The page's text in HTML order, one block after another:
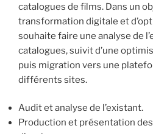
catalogues de films. Dans un
transformation digitale et
souhaite faire une analyse de
catalogues, suivit d’une
puis migration vers une
différents sites.
Audit et analyse de l’existant.
Production et présentation